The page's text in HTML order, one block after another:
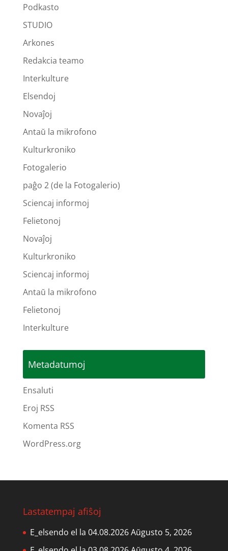
Podkasto
STUDIO
Arkones
Redakcia teamo
Interkulture
Elsendoj
Novaĵoj
Antaŭ la mikrofono
Kulturkroniko
Fotogalerio
paĝo 2 (de la Fotogalerio)
Sciencaj informoj
Felietonoj
Novaĵoj
Kulturkroniko
Sciencaj informoj
Antaŭ la mikrofono
Felietonoj
Interkulture
Metadatumoj
Ensaluti
Eroj RSS
Komenta RSS
WordPress.org
Lastatempaj afiŝoj
E_elsendo el la 04.08.2026Aŭgusto 5, 2026